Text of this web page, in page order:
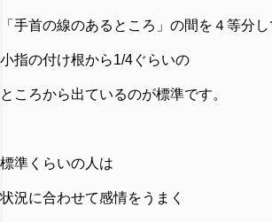
「手首の線のあるところ」の間を４等分し
小指の付け根から1/4ぐらいの
ところから出ているのが標準です。
標準くらいの人は
状況に合わせて感情をうまく